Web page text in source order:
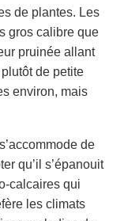
de plantes. Les
gros calibre que
pruinée allant
de petite
environ, mais
de
qu’il s’épanouit
calcaires qui
les climats